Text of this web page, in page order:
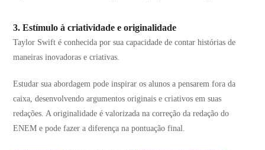
3. Estímulo à criatividade e originalidade
Taylor Swift é conhecida por sua capacidade de contar histórias de
maneiras inovadoras e criativas.
Estudar sua abordagem pode inspirar os alunos a pensarem fora da
caixa, desenvolvendo argumentos originais e criativos em suas
redações. A originalidade é valorizada na correção da redação do
ENEM e pode fazer a diferença na pontuação final.